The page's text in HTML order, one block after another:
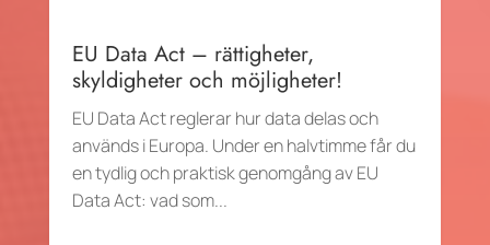
EU Data Act – rättigheter,
skyldigheter och möjligheter!
EU Data Act reglerar hur data delas och
används i Europa. Under en halvtimme får du
en tydlig och praktisk genomgång av EU
Data Act: vad som...